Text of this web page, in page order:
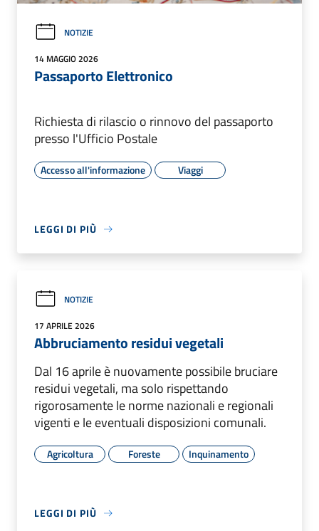
NOTIZIE
14 MAGGIO 2026
Passaporto Elettronico
Richiesta di rilascio o rinnovo del passaporto
presso l'Ufficio Postale
Accesso all'informazione Viaggi
LEGGI DI PIÙ
NOTIZIE
17 APRILE 2026
Abbruciamento residui vegetali
Dal 16 aprile è nuovamente possibile bruciare
residui vegetali, ma solo rispettando
rigorosamente le norme nazionali e regionali
vigenti e le eventuali disposizioni comunali.
Agricoltura Foreste Inquinamento
LEGGI DI PIÙ